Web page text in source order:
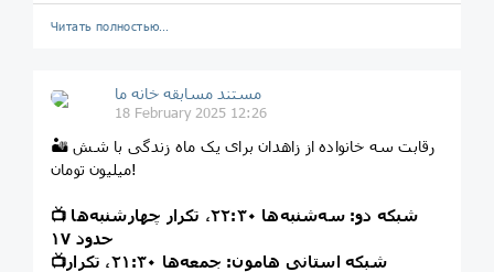
Читать полностью…
مستند مسابقه خانه ما
18 February 2025 12:26
🏜 رقابت سه خانواده از زاهدان برای یک ماه زندگی با شش
میلیون تومان!
📺
حدود ۱۷
📺شبکه استانی هامون: جمعه‌ها ۲۱:۳۰، تکرار